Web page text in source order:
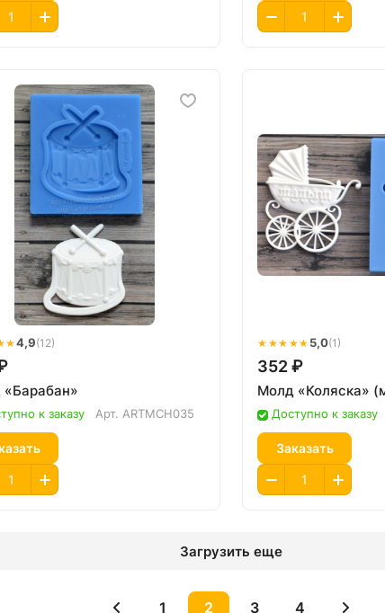
4,9(12)
к заказу Арт. ARTMCH035
★★★★★ 5,0(1)
352 ₽
Молд «Коляска»
Доступно к заказу
Заказать
Загрузить еще
1 2 3 4